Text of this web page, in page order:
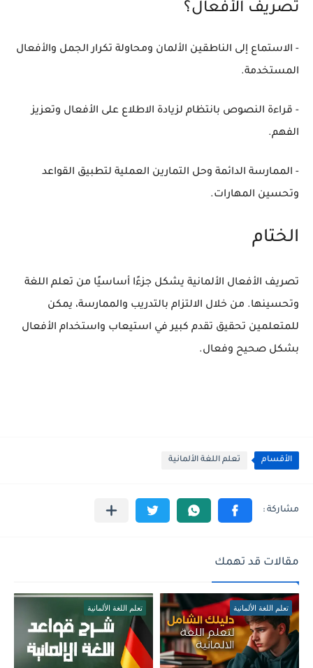
تصريف الأفعال؟
- الاستماع إلى الناطقين الألمان ومحاولة تكرار الجمل والأفعال
المستخدمة.
- قراءة النصوص بانتظام لزيادة الاطلاع على الأفعال وتعزيز
الفهم.
- الممارسة الدائمة وحل التمارين العملية لتطبيق القواعد
وتحسين المهارات.
الختام
تصريف الأفعال الألمانية يشكل جزءًا أساسيًا من تعلم اللغة
وتحسينها. من خلال الالتزام بالتدريب والممارسة، يمكن
للمتعلمين تحقيق تقدم كبير في استيعاب واستخدام الأفعال
بشكل صحيح وفعال.
الأقسام تعلم اللغة الألمانية
مقالات قد تهمك
تعلم اللغة الألمانية تعلم اللغة الألمانية